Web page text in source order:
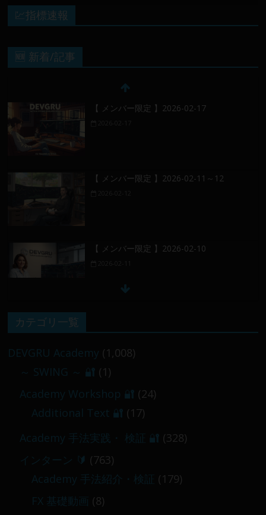
💹指標速報
🆕 新着/記事
【 メンバー限定 】2026-02-17
【 メンバー限定 】2026-02-11～12
【 メンバー限定 】2026-02-10
／
【 メンバー限定 】2026-03-05～06
カテゴリ一覧
DEVGRU Academy (1,008)
～ SWING ～ 🔐 (1)
Academy Workshop 🔐 (24)
Additional Text 🔐 (17)
Academy 手法実践・ 検証 🔐 (328)
インターン 🔰 (763)
Academy 手法紹介・検証 (179)
FX 基礎動画 (8)